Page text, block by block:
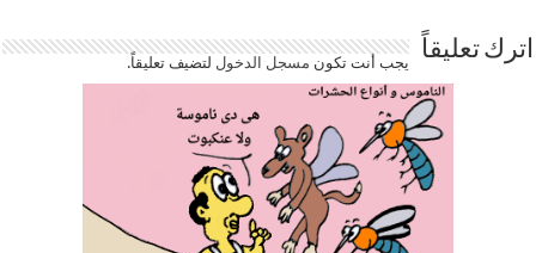
اترك تعليقاً يجب أنت تكون مسجل الدخوللتضيف تعليقاً.